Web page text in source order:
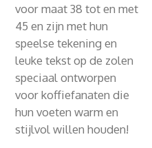
voor maat 38 tot en met
45 en zijn met hun
speelse tekening en
leuke tekst op de zolen
speciaal ontworpen
voor koffiefanaten die
hun voeten warm en
stijlvol willen houden!